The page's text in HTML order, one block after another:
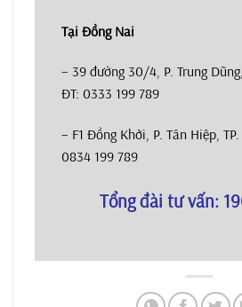
Tại Đồng Nai
– 39 đường 30/4, P. Trung
ĐT: 0333 199 789
– F1 Đồng Khởi, P. Tân Hiệp,
0834 199 789
Tổng đài tư vấn: